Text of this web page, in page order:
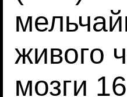
живого
мозги